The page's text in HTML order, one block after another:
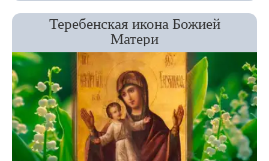
Теребенская икона Божией
Матери